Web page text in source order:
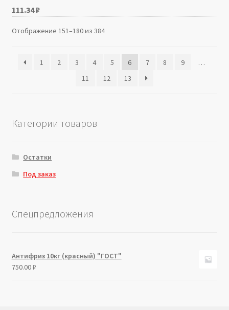
111.34₽
Отображение 151–180 из 384
1 2 3 4 5 6 7 8 9
…
11
12 13
Категории товаров
Остатки
Под заказ
Спецпредложения
Антифриз 10кг (красный) "ГОСТ"
750.00₽